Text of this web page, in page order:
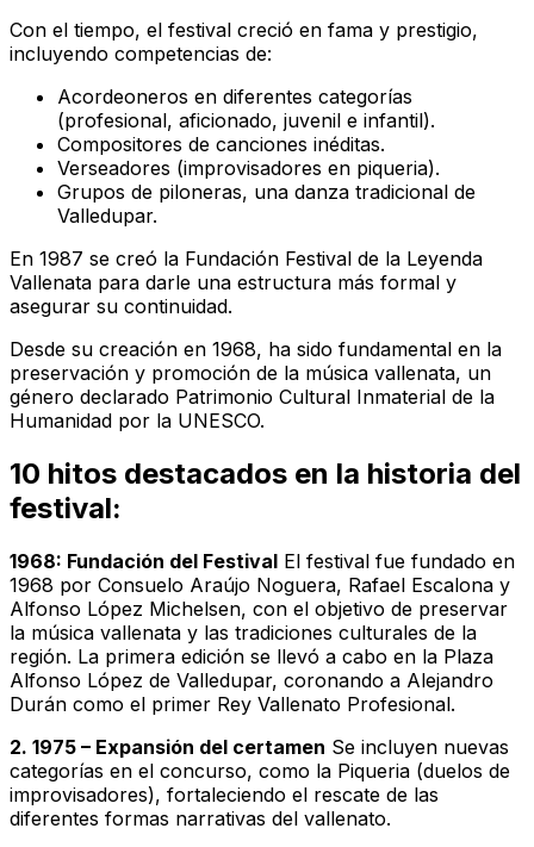
Con el tiempo, el festival creció en fama y prestigio,
incluyendo competencias de:
Acordeoneros en diferentes categorías
(profesional, aficionado, juvenil e infantil).
Compositores de canciones inéditas.
Verseadores (improvisadores en piqueria).
Grupos de piloneras, una danza tradicional de
Valledupar.
En 1987 se creó la Fundación Festival de la Leyenda
Vallenata para darle una estructura más formal y
asegurar su continuidad.
Desde su creación en 1968, ha sido fundamental en la
preservación y promoción de la música vallenata, un
género declarado Patrimonio Cultural Inmaterial de la
Humanidad por la UNESCO.
10 hitos destacados en la historia del
festival:
1968: Fundación del Festival El festival fue fundado en
1968 por Consuelo Araújo Noguera, Rafael Escalona y
Alfonso López Michelsen, con el objetivo de preservar
la música vallenata y las tradiciones culturales de la
región. La primera edición se llevó a cabo en la Plaza
Alfonso López de Valledupar, coronando a Alejandro
Durán como el primer Rey Vallenato Profesional.
2. 1975 – Expansión del certamen Se incluyen nuevas
categorías en el concurso, como la Piqueria (duelos de
improvisadores), fortaleciendo el rescate de las
diferentes formas narrativas del vallenato.